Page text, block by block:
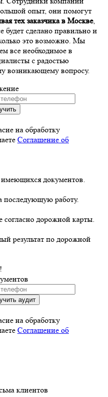
опыт, они помогут
тех заказчика в Москве,
сделано правильно и
это возможно. Мы
все необходимое в
с радостью
возникающему вопросу.
на обработку
Соглашение об
имеющихся документов.
последующую работу.
дорожной карты.
результат по дорожной
аудит
на обработку
Соглашение об
клиентов